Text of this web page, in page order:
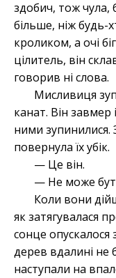
здобич, тож чула,
більше, ніж будь-
кроликом, а очі
цілитель, він
говорив ні слова.
Мисливиця
канат. Він завмер
ними зупинилися.
повернула їх убік.
— Це він.
— Не може
Коли вони
як затягувалася
сонце опускалося
дерев вдалині не
наступали на